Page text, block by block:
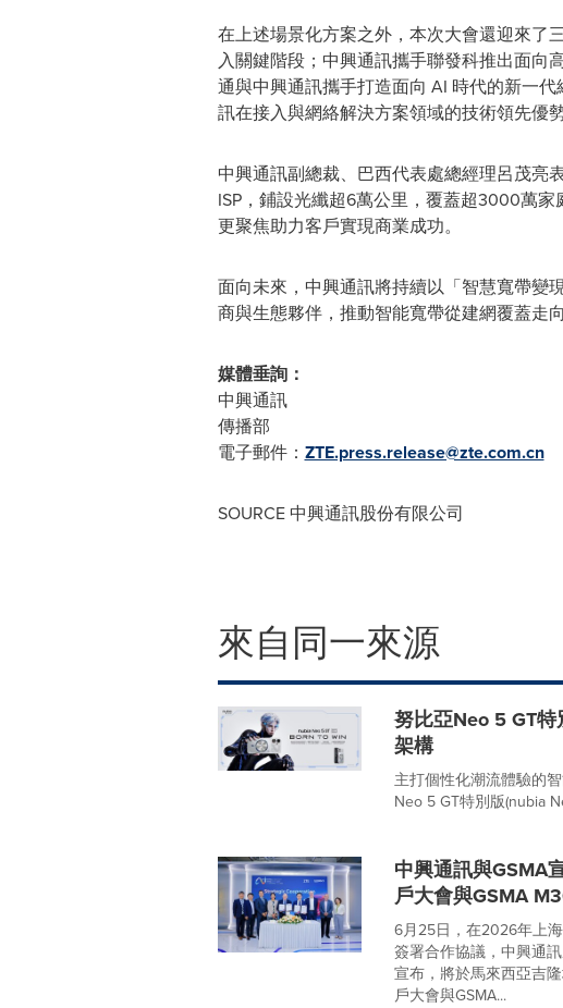
在上述場景化方案之外，本次大會還迎來了
入關鍵階段；中興通訊攜手聯發科推出面向
通與中興通訊攜手打造面向 AI 時代的新一
訊在接入與網絡解決方案領域的技術領先優勢
中興通訊副總裁、巴西代表處總經理呂茂亮
ISP，鋪設光纖超6萬公里，覆蓋超3000萬
更聚焦助力客戶實現商業成功。
面向未來，中興通訊將持續以「智慧寬帶變
商與生態夥伴，推動智能寬帶從建網覆蓋走
媒體垂詢：
中興通訊
傳播部
電子郵件： ZTE.press.release@zte.com.cn
SOURCE 中興通訊股份有限公司
來自同一來源
努比亞Neo 5 GT
架構
主打個性化潮流體驗的
Neo 5 GT特別版(nubia
中興通訊與GSMA
戶大會與GSMA
6月25日，在2026年上
簽署合作協議，中興通
宣布，將於馬來西亞吉
戶大會與GSMA...